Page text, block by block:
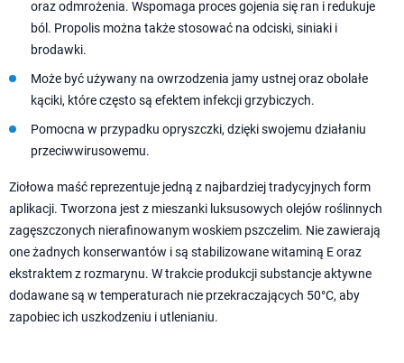
oraz odmrożenia. Wspomaga proces gojenia się ran i redukuje
ból. Propolis można także stosować na odciski, siniaki i
brodawki.
Może być używany na owrzodzenia jamy ustnej oraz obolałe
kąciki, które często są efektem infekcji grzybiczych.
Pomocna w przypadku opryszczki, dzięki swojemu działaniu
przeciwwirusowemu.
Ziołowa maść reprezentuje jedną z najbardziej tradycyjnych form
aplikacji. Tworzona jest z mieszanki luksusowych olejów roślinnych
zagęszczonych nierafinowanym woskiem pszczelim. Nie zawierają
one żadnych konserwantów i są stabilizowane witaminą E oraz
ekstraktem z rozmarynu. W trakcie produkcji substancje aktywne
dodawane są w temperaturach nie przekraczających 50°C, aby
zapobiec ich uszkodzeniu i utlenianiu.